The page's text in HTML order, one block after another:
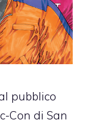
pubblico
Con di San